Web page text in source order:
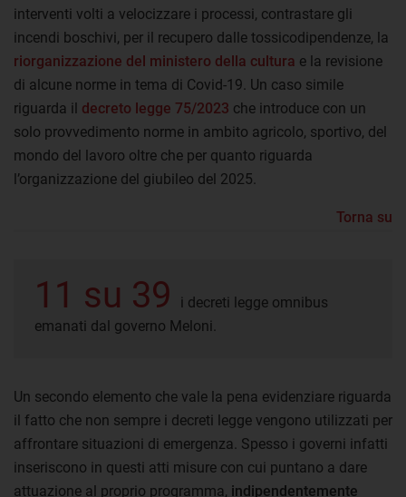
interventi volti a velocizzare i processi, contrastare gli
incendi boschivi, per il recupero dalle tossicodipendenze, la
riorganizzazione del ministero della cultura e la revisione
di alcune norme in tema di Covid-19. Un caso simile
riguarda il decreto legge 75/2023 che introduce con un
solo provvedimento norme in ambito agricolo, sportivo, del
mondo del lavoro oltre che per quanto riguarda
l’organizzazione del giubileo del 2025.
Torna su
11 su 39
i decreti legge omnibus
emanati dal governo Meloni.
Un secondo elemento che vale la pena evidenziare riguarda
il fatto che non sempre i decreti legge vengono utilizzati per
affrontare situazioni di emergenza. Spesso i governi infatti
inseriscono in questi atti misure con cui puntano a dare
attuazione al proprio programma, indipendentemente